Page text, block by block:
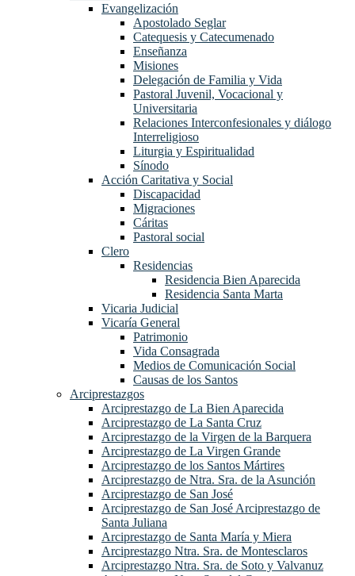
Evangelización
Apostolado Seglar
Catequesis y Catecumenado
Enseñanza
Misiones
Delegación de Familia y Vida
Pastoral Juvenil, Vocacional y
Universitaria
Relaciones Interconfesionales y diálogo
Interreligioso
Liturgia y Espiritualidad
Sínodo
Acción Caritativa y Social
Discapacidad
Migraciones
Cáritas
Pastoral social
Clero
Residencias
Residencia Bien Aparecida
Residencia Santa Marta
Vicaria Judicial
Vicaría General
Patrimonio
Vida Consagrada
Medios de Comunicación Social
Causas de los Santos
Arciprestazgos
Arciprestazgo de La Bien Aparecida
Arciprestazgo de La Santa Cruz
Arciprestazgo de la Virgen de la Barquera
Arciprestazgo de La Virgen Grande
Arciprestazgo de los Santos Mártires
Arciprestazgo de Ntra. Sra. de la Asunción
Arciprestazgo de San José
Arciprestazgo de San José Arciprestazgo de
Santa Juliana
Arciprestazgo de Santa María y Miera
Arciprestazgo Ntra. Sra. de Montesclaros
Arciprestazgo Ntra. Sra. de Soto y Valvanuz